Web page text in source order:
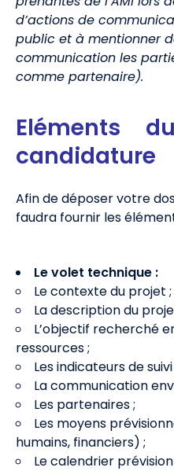
d’actions de
public et à mentionner
communication les
comme partenaire).
Eléments
candidature
Afin de déposer votre
faudra fournir les
Le volet technique :
Le contexte du projet ;
La description du
L’objectif recherché
ressources ;
Les indicateurs de
La communication
Les partenaires ;
Les moyens
humains, financiers) ;
Le calendrier